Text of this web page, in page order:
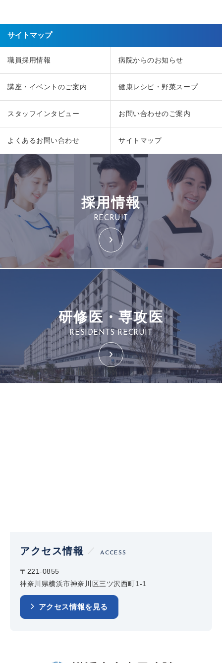
サイトマップ
職員採用情報 病院からのお知らせ
講座・イベントのご案内 健康レシピ・野菜スープ
スタッフインタビュー お問い合わせのご案内
よくあるお問い合わせ サイトマップ
採用情報
RECRUIT
研修医・専攻医
RESIDENTS RECRUIT
アクセス情報 ACCESS
〒221-0855
神奈川県横浜市神奈川区三ツ沢西町1-1
アクセス情報を見る